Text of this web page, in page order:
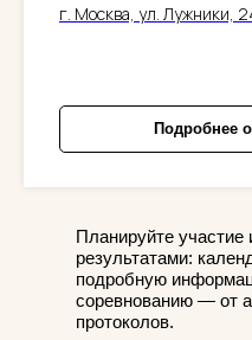
г. Москва, ул. Лужники,
Подробнее
Планируйте участие
результатами:
подробную
соревнованию — от
протоколов.